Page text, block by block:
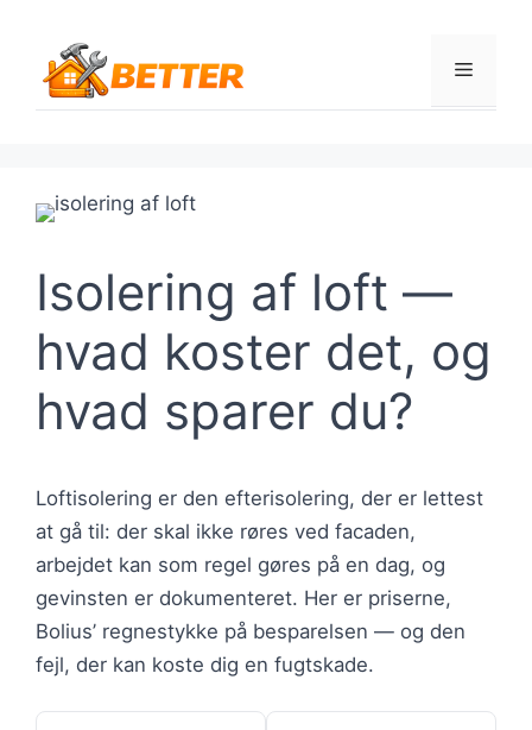
indhold
Menu
Isolering af loft —
hvad koster det, og
hvad sparer du?
Loftisolering er den efterisolering, der er lettest
at gå til: der skal ikke røres ved facaden,
arbejdet kan som regel gøres på en dag, og
gevinsten er dokumenteret. Her er priserne,
Bolius’ regnestykke på besparelsen — og den
fejl, der kan koste dig en fugtskade.